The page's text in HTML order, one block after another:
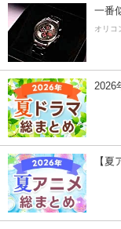
一番
オリコ
2026
【